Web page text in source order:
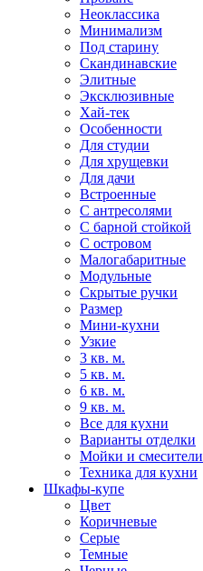
Неоклассика
Минимализм
Под старину
Скандинавские
Элитные
Эксклюзивные
Хай-тек
Особенности
Для студии
Для хрущевки
Для дачи
Встроенные
С антресолями
С барной стойкой
С островом
Малогабаритные
Модульные
Скрытые ручки
Размер
Мини-кухни
Узкие
3 кв. м.
5 кв. м.
6 кв. м.
9 кв. м.
Все для кухни
Варианты отделки
Мойки и смесители
Техника для кухни
Шкафы-купе
Цвет
Коричневые
Серые
Темные